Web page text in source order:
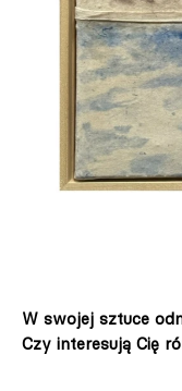
W swojej sztuce
Czy interesują Cię